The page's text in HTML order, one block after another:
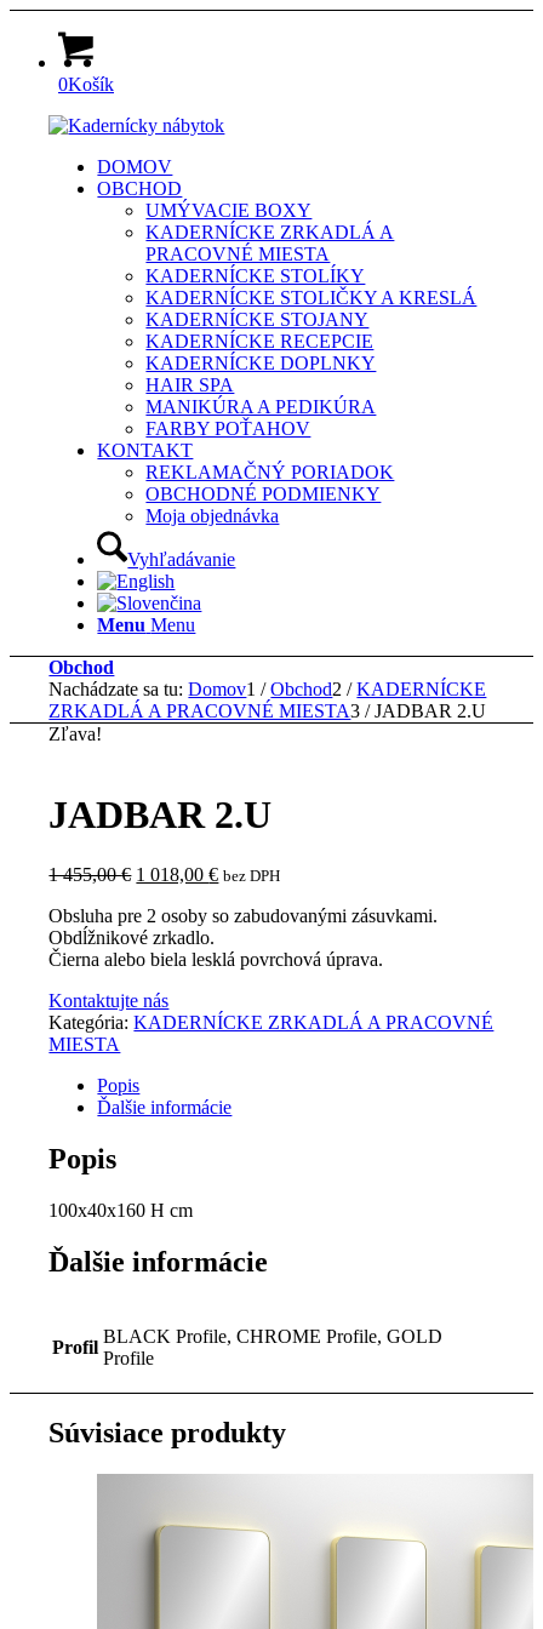
0Košík
DOMOV
OBCHOD
UMÝVACIE BOXY
KADERNÍCKE ZRKADLÁ A
PRACOVNÉ MIESTA
KADERNÍCKE STOLÍKY
KADERNÍCKE STOLIČKY A KRESLÁ
KADERNÍCKE STOJANY
KADERNÍCKE RECEPCIE
KADERNÍCKE DOPLNKY
HAIR SPA
MANIKÚRA A PEDIKÚRA
FARBY POŤAHOV
KONTAKT
REKLAMAČNÝ PORIADOK
OBCHODNÉ PODMIENKY
Moja objednávka
Vyhľadávanie
Menu Menu
Obchod
Nachádzate sa tu: Domov1 / Obchod2 / KADERNÍCKE
ZRKADLÁ A PRACOVNÉ MIESTA3 / JADBAR 2.U
Zľava!
JADBAR 2.U
1 455,00€ Pôvodná
bola:
1
455,00 €.
1 018,00€Aktuálna
je:
018,00 €.
bez DPH
Obsluha pre 2 osoby so zabudovanými zásuvkami.
Obdĺžnikové zrkadlo.
Čierna alebo biela lesklá povrchová úprava.
Kontaktujte nás
Kategória:KADERNÍCKE ZRKADLÁ A PRACOVNÉ
MIESTA
Popis
Ďalšie informácie
Popis
100x40x160 H cm
Ďalšie informácie
Profil
BLACK Profile, CHROME Profile, GOLD
Profile
Súvisiace produkty